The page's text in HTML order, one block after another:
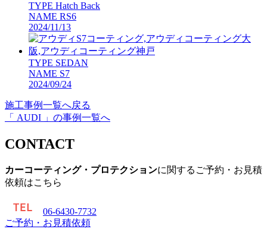
TYPE Hatch Back
NAME RS6
2024/11/13
TYPE SEDAN
NAME S7
2024/09/24
施工事例一覧へ戻る
「 AUDI 」の事例一覧へ
CONTACT
カーコーティング・プロテクションに関するご予約・お見積
依頼はこちら
06-6430-7732
ご予約・お見積依頼